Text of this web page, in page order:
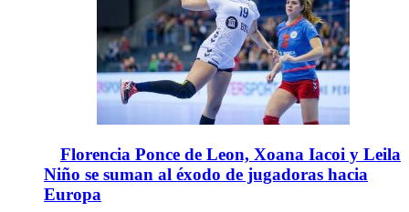
Florencia Ponce de Leon, Xoana Iacoi y Leila
Niño se suman al éxodo de jugadoras hacia
Europa